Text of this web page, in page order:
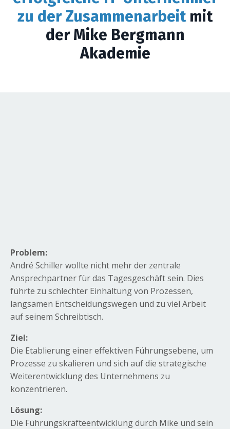
zu der Zusammenarbeitmit
der Mike Bergmann
Akademie
Problem:
André Schiller wollte nicht mehr der zentrale
Ansprechpartner für das Tagesgeschäft sein. Dies
führte zu schlechter Einhaltung von Prozessen,
langsamen Entscheidungswegen und zu viel Arbeit
auf seinem Schreibtisch.
Ziel:
Die Etablierung einer effektiven Führungsebene, um
Prozesse zu skalieren und sich auf die strategische
Weiterentwicklung des Unternehmens zu
konzentrieren.
Lösung:
Die Führungskräfteentwicklung durch Mike und sein